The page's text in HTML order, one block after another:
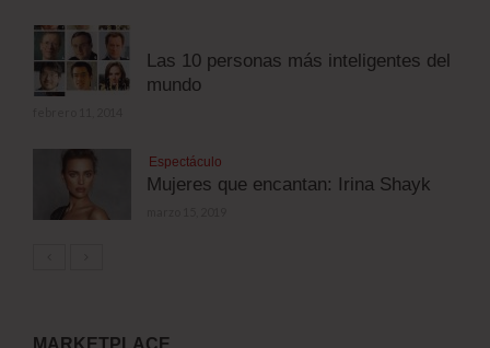
Las 10 personas más inteligentes del
mundo
Espectáculo
Mujeres que encantan: Irina Shayk
MARKETPLACE